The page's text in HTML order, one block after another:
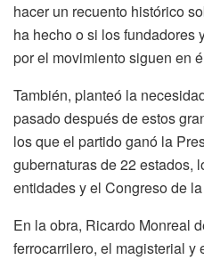
hacer un recuento histórico
ha hecho o si los fundadores
por el movimiento siguen en
También, planteó la
pasado después de estos
los que el partido ganó la
gubernaturas de 22 estados,
entidades y el Congreso de
En la obra, Ricardo Monreal
ferrocarrilero, el magisterial y